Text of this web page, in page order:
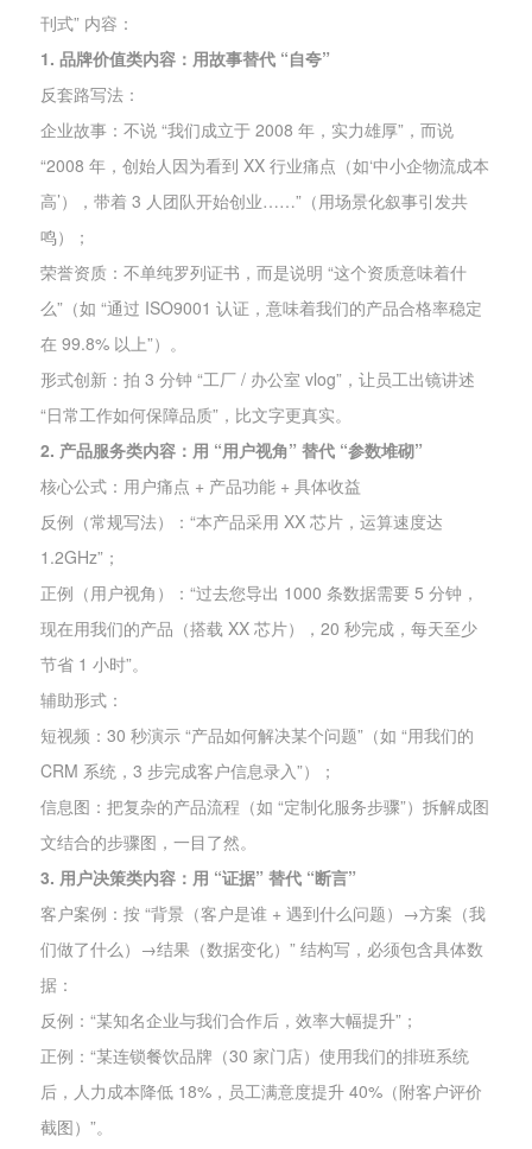
刊式” 内容：
1. 品牌价值类内容：用故事替代 “自夸”
反套路写法：
企业故事：不说 “我们成立于 2008 年，实力雄厚”，而说
“2008 年，创始人因为看到 XX 行业痛点（如‘中小企物流成本
高’），带着 3 人团队开始创业……”（用场景化叙事引发共
鸣）；
荣誉资质：不单纯罗列证书，而是说明 “这个资质意味着什
么”（如 “通过 ISO9001 认证，意味着我们的产品合格率稳定
在 99.8% 以上”）。
形式创新：拍 3 分钟 “工厂 / 办公室 vlog”，让员工出镜讲述
“日常工作如何保障品质”，比文字更真实。
2. 产品服务类内容：用 “用户视角” 替代 “参数堆砌”
核心公式：用户痛点 + 产品功能 + 具体收益
反例（常规写法）：“本产品采用 XX 芯片，运算速度达
1.2GHz”；
正例（用户视角）：“过去您导出 1000 条数据需要 5 分钟，
现在用我们的产品（搭载 XX 芯片），20 秒完成，每天至少
节省 1 小时”。
辅助形式：
短视频：30 秒演示 “产品如何解决某个问题”（如 “用我们的
CRM 系统，3 步完成客户信息录入”）；
信息图：把复杂的产品流程（如 “定制化服务步骤”）拆解成图
文结合的步骤图，一目了然。
3. 用户决策类内容：用 “证据” 替代 “断言”
客户案例：按 “背景（客户是谁 + 遇到什么问题）→方案（我
们做了什么）→结果（数据变化）” 结构写，必须包含具体数
据：
反例：“某知名企业与我们合作后，效率大幅提升”；
正例：“某连锁餐饮品牌（30 家门店）使用我们的排班系统
后，人力成本降低 18%，员工满意度提升 40%（附客户评价
截图）”。